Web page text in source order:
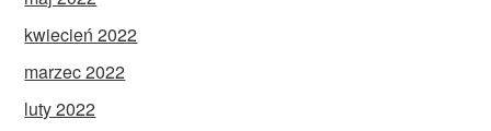
kwiecień 2022
marzec 2022
luty 2022